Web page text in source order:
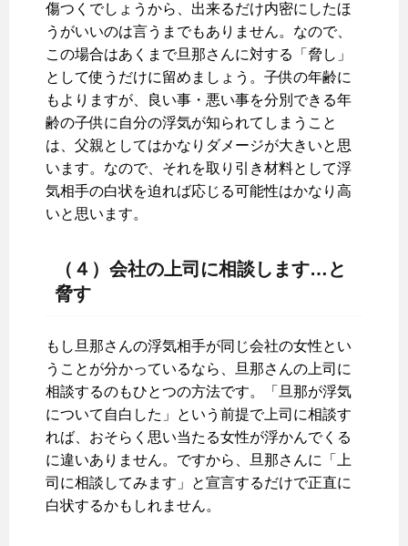
傷つくでしょうから、出来るだけ内密にしたほ
うがいいのは言うまでもありません。なので、
この場合はあくまで旦那さんに対する「脅し」
として使うだけに留めましょう。子供の年齢に
もよりますが、良い事・悪い事を分別できる年
齢の子供に自分の浮気が知られてしまうこと
は、父親としてはかなりダメージが大きいと思
います。なので、それを取り引き材料として浮
気相手の白状を迫れば応じる可能性はかなり高
いと思います。
（４）会社の上司に相談します…と
脅す
もし旦那さんの浮気相手が同じ会社の女性とい
うことが分かっているなら、旦那さんの上司に
相談するのもひとつの方法です。「旦那が浮気
について自白した」という前提で上司に相談す
れば、おそらく思い当たる女性が浮かんでくる
に違いありません。ですから、旦那さんに「上
司に相談してみます」と宣言するだけで正直に
白状するかもしれません。